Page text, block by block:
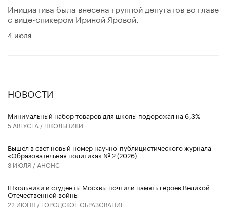
Инициатива была внесена группой депутатов во главе
с вице-спикером Ириной Яровой.
4 июля
НОВОСТИ
Минимальный набор товаров для школы подорожал на 6,3%
5 АВГУСТА / ШКОЛЬНИКИ
Вышел в свет новый номер научно-публицистического журнала
«Образовательная политика» № 2 (2026)
3 ИЮЛЯ / АНОНС
Школьники и студенты Москвы почтили память героев Великой
Отечественной войны
22 ИЮНЯ / ГОРОДСКОЕ ОБРАЗОВАНИЕ